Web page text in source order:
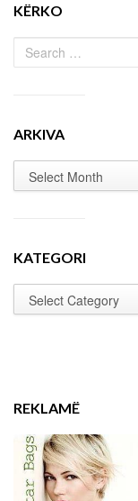
KËRKO
ARKIVA
KATEGORI
REKLAMË